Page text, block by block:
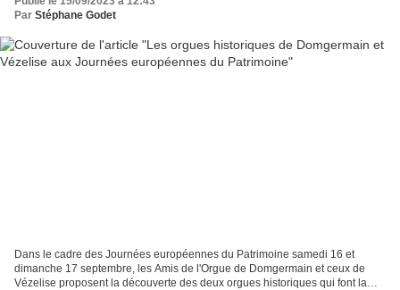
Par Stéphane Godet
Dans le cadre des Journées européennes du Patrimoine samedi 16 et
dimanche 17 septembre, les Amis de l'Orgue de Domgermain et ceux de
Vézelise proposent la découverte des deux orgues historiques qui font la